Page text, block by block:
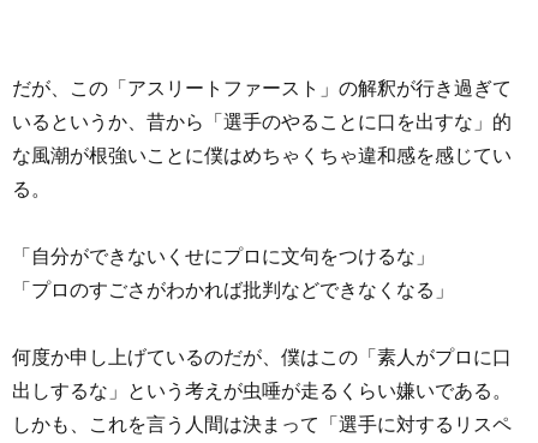
だが、この「アスリートファースト」の解釈が行き過ぎて
いるというか、昔から「選手のやることに口を出すな」的
な風潮が根強いことに僕はめちゃくちゃ違和感を感じてい
る。
「自分ができないくせにプロに文句をつけるな」
「プロのすごさがわかれば批判などできなくなる」
何度か申し上げているのだが、僕はこの「素人がプロに口
出しするな」という考えが虫唾が走るくらい嫌いである。
しかも、これを言う人間は決まって「選手に対するリスペ